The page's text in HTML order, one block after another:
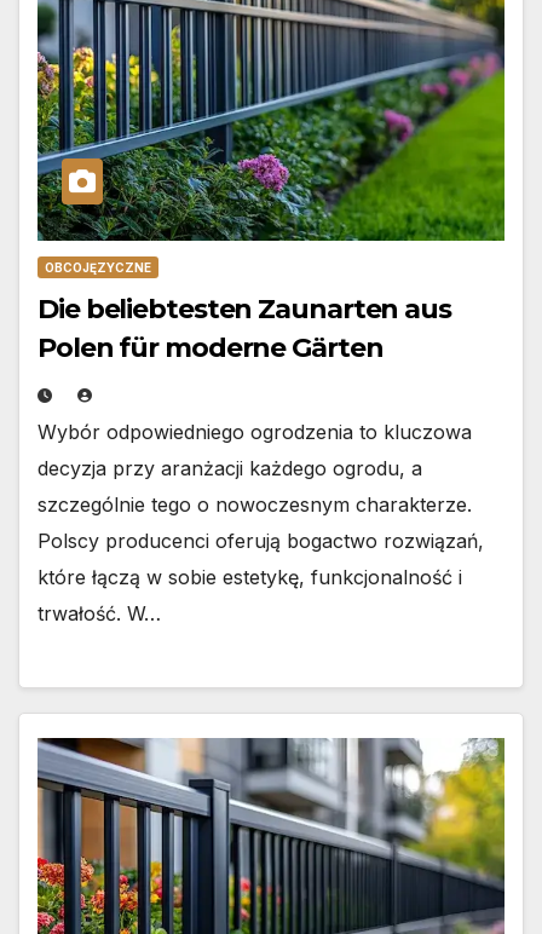
OBCOJĘZYCZNE
Die beliebtesten Zaunarten aus
Polen für moderne Gärten
Wybór odpowiedniego ogrodzenia to kluczowa
decyzja przy aranżacji każdego ogrodu, a
szczególnie tego o nowoczesnym charakterze.
Polscy producenci oferują bogactwo rozwiązań,
które łączą w sobie estetykę, funkcjonalność i
trwałość. W…